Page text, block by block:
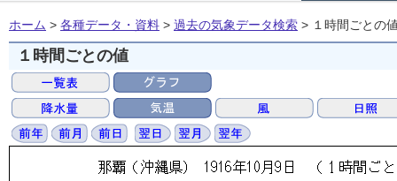
ホーム > 各種データ・資料 > 過去の気象データ検索 > １時間ごとの
１時間ごとの値